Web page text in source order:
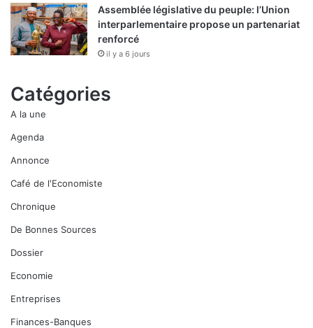
Assemblée législative du peuple: l’Union
interparlementaire propose un partenariat
renforcé
il y a 6 jours
Catégories
A la une
Agenda
Annonce
Café de l'Economiste
Chronique
De Bonnes Sources
Dossier
Economie
Entreprises
Finances-Banques